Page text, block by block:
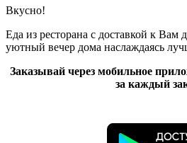
Вкусно!
Еда из ресторана с доставкой к Вам
уютный вечер дома наслаждаясь
Заказывай через мобильное
за каждый